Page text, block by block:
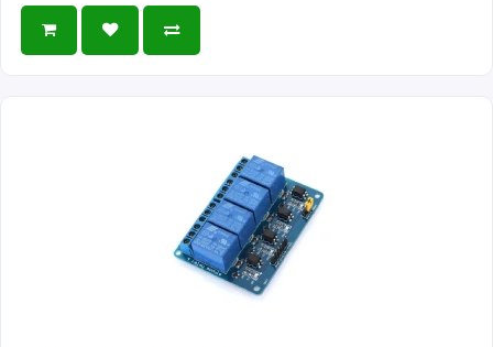
2019Для Mercedes C200L 2016/2019/2020Для
Mercedes S350L 2020Для Mercedes E55 AMG
CLS400D C257Для Mercedes Vito 2019Для
Mercedes E63S 2018Для Mercedes C classДля
Mercedes E400 Cabriolet 2018Для Mercedes
E220d 2017Для Mercedes GLE C292 2017Для
Mercedes A200L A180L 2019-2020Для Mercedes
GLA 220 2016Для Mercedes C180L 2018-